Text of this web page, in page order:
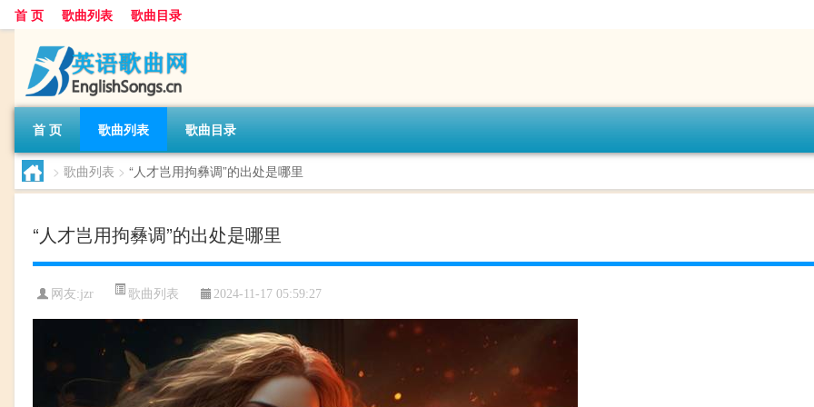
首 页 歌曲列表 歌曲目录
首 页 歌曲列表 歌曲目录
> 歌曲列表 > “人才岂用拘彝调”的出处是哪里
“人才岂用拘彝调”的出处是哪里
网友:jzr 歌曲列表 2024-11-17 05:59:27